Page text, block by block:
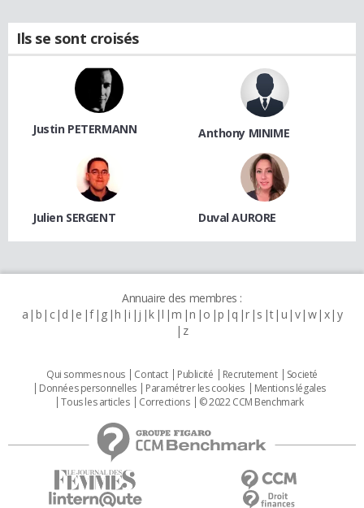
Ils se sont croisés
Justin PETERMANN Anthony MINIME
Julien SERGENT Duval AURORE
Annuaire des membres :
a b c d e f g h i j k l m n o p q r s t u v w x y
z
Qui sommes nous Contact Publicité Recrutement
Societé
Données personnelles
Paramétrer les cookies
Mentions légales
Tous les articles
Corrections © 2022 CCM Benchmark